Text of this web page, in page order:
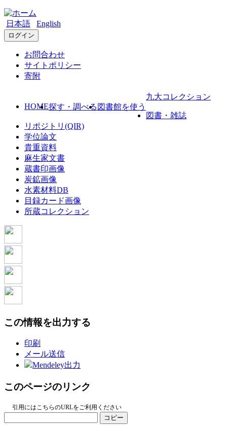
日本語 English
ログイン
お問合わせ
サイトポリシー
寄附
HOME探す・調べる 図書館を使う
九大コレクション
図書・雑誌
リポジトリ(QIR)
学位論文
貴重資料
麻生家文書
蔵書印画像
炭鉱画像
水素材料DB
目録カード画像
所蔵コレクション
この情報を出力する
印刷
メール送信
Mendeley出力
このページのリンク
引用にはこちらのURLをご利用ください
コピー